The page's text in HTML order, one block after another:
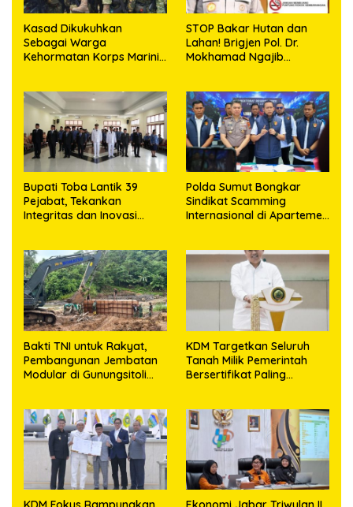
Kasad Dikukuhkan
Sebagai Warga
Kehormatan Korps Marinir
STOP Bakar Hutan dan
Lahan! Brigjen Pol. Dr.
Mokhamad Ngajib
Masa Depan!
Bupati Toba Lantik 39
Pejabat, Tekankan
Integritas dan Inovasi
Polda Sumut Bongkar
Sindikat Scamming
Internasional di Apartemen
Bakti TNI untuk Rakyat,
Pembangunan Jembatan
Modular di Gunungsitoli
KDM Targetkan Seluruh
Tanah Milik Pemerintah
Bersertifikat Paling